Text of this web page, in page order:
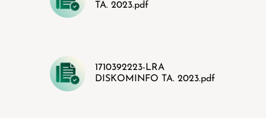
TA. 2023.pdf
1710392223-LRA
DISKOMINFO TA. 2023.pdf